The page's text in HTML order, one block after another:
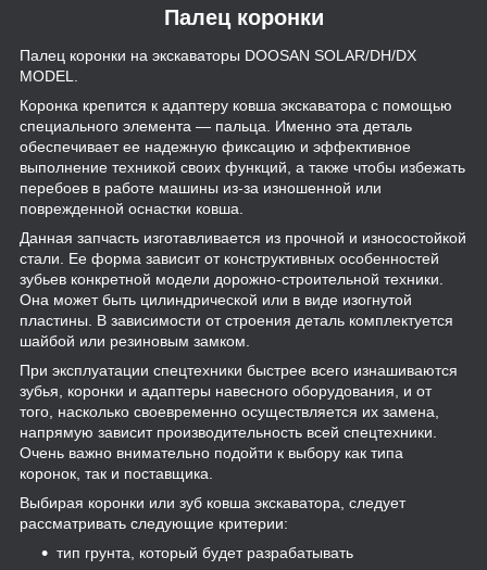
Палец коронки
Палец коронки на экскаваторы DOOSAN SOLAR/DH/DX
MODEL.
Коронка крепится к адаптеру ковша экскаватора с помощью
специального элемента — пальца. Именно эта деталь
обеспечивает ее надежную фиксацию и эффективное
выполнение техникой своих функций, а также чтобы избежать
перебоев в работе машины из-за изношенной или
поврежденной оснастки ковша.
Данная запчасть изготавливается из прочной и износостойкой
стали. Ее форма зависит от конструктивных особенностей
зубьев конкретной модели дорожно-строительной техники.
Она может быть цилиндрической или в виде изогнутой
пластины. В зависимости от строения деталь комплектуется
шайбой или резиновым замком.
При эксплуатации спецтехники быстрее всего изнашиваются
зубья, коронки и адаптеры навесного оборудования, и от
того, насколько своевременно осуществляется их замена,
напрямую зависит производительность всей спецтехники.
Очень важно внимательно подойти к выбору как типа
коронок, так и поставщика.
Выбирая коронки или зуб ковша экскаватора, следует
рассматривать следующие критерии:
тип грунта, который будет разрабатывать